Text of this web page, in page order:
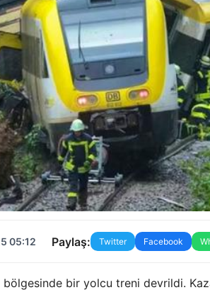
05:12 Paylaş: Twitter Facebook
bir yolcu treni devrildi.